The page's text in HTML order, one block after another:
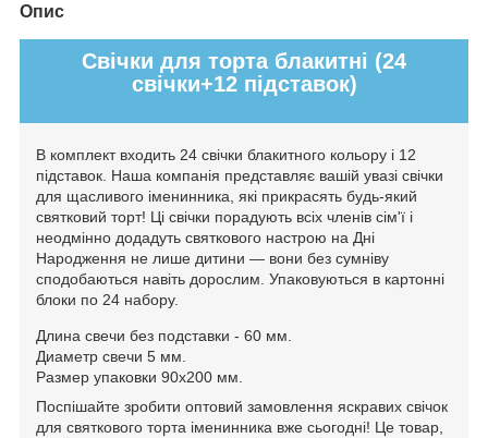
Опис
Свічки для торта блакитні (24
свічки+12 підставок)
В комплект входить 24 свічки блакитного кольору і 12
підставок. Наша компанія представляє вашій увазі свічки
для щасливого іменинника, які прикрасять будь-який
святковий торт! Ці свічки порадують всіх членів сім'ї і
неодмінно додадуть святкового настрою на Дні
Народження не лише дитини — вони без сумніву
сподобаються навіть дорослим. Упаковуються в картонні
блоки по 24 набору.
Длина свечи без подставки - 60 мм.
Диаметр свечи 5 мм.
Размер упаковки 90х200 мм.
Поспішайте зробити оптовий замовлення яскравих свічок
для святкового торта іменинника вже сьогодні! Це товар,